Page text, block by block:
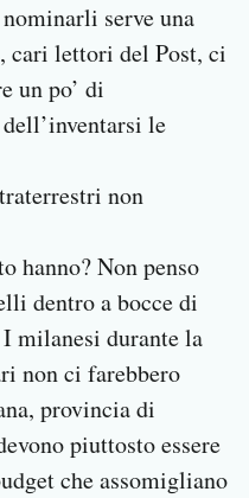
serve una
cari lettori del Post, ci
un po’ di
le
non
hanno? Non penso
dentro a bocce di
milanesi durante la
non ci farebbero
provincia di
piuttosto essere
che assomigliano